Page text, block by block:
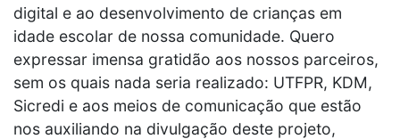
digital e ao desenvolvimento de crianças em
idade escolar de nossa comunidade. Quero
expressar imensa gratidão aos nossos parceiros,
sem os quais nada seria realizado: UTFPR, KDM,
Sicredi e aos meios de comunicação que estão
nos auxiliando na divulgação deste projeto,